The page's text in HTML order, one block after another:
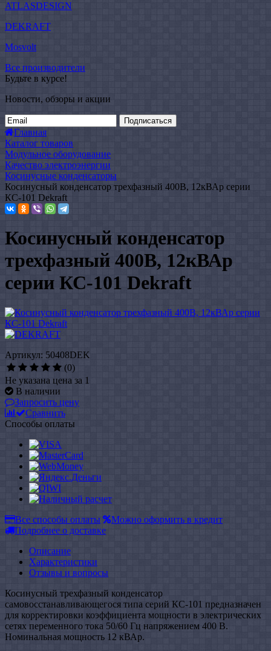
ATLASDESIGN
DEKRAFT
Mosvolt
Все производители
Будьте в курсе!
Новости, обзоры и акции
Подписаться
Главная
Каталог товаров
Модульное оборудование
Качество электроэнергии
Косинусные конденсаторы
Косинусный конденсатор трехфазный 400В, 12кВАр серии
КС-101 Dekraft
Косинусный конденсатор
трехфазный 400В, 12кВАр
серии КС-101 Dekraft
Артикул: 50408DEK
(0)
Не указана цена за 1
В наличии
Запросить цену
Сравнить
Способы оплаты
Все способы оплаты
Можно оформить в кредит
Подробнее о доставке
Описание
Характеристики
Отзывы и вопросы
Косинусный трехфазный конденсатор
самовосстанавливающегося типа серий КС-101 предназначен
для корректировки коэффициента мощности в электрических
сетях переменного тока 50/60 Гц напряжением 400 В.
Номинальная мощность 12 кВАр.